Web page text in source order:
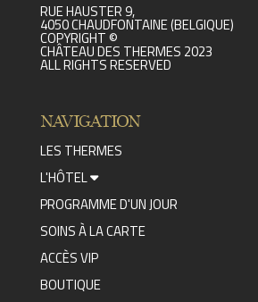
RUE HAUSTER 9,
4050 CHAUDFONTAINE (BELGIQUE)
COPYRIGHT ©
CHÂTEAU DES THERMES 2023
ALL RIGHTS RESERVED
NAVIGATION
LES THERMES
L'HÔTEL
PROGRAMME D'UN JOUR
SOINS À LA CARTE
ACCÈS VIP
BOUTIQUE